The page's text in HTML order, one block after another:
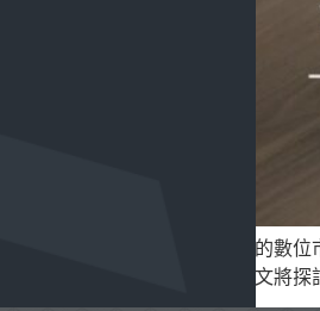
在今日高度競爭的數
維護的效率。本文將